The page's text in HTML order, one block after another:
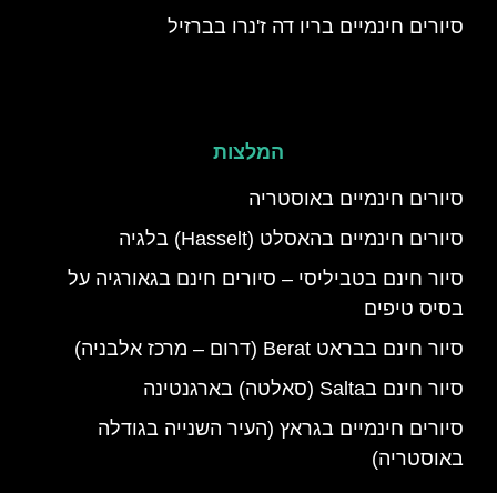
סיורים חינמיים בריו דה ז'נרו בברזיל
המלצות
סיורים חינמיים באוסטריה
סיורים חינמיים בהאסלט (Hasselt) בלגיה
סיור חינם בטביליסי – סיורים חינם בגאורגיה על
בסיס טיפים
סיור חינם בבראט Berat (דרום – מרכז אלבניה)
סיור חינם בSalta (סאלטה) בארגנטינה
סיורים חינמיים בגראץ (העיר השנייה בגודלה
באוסטריה)